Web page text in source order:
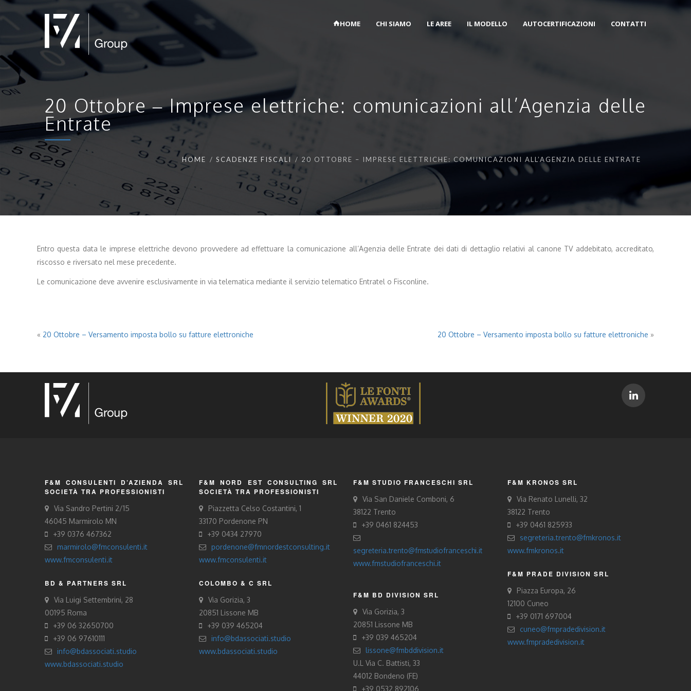
HOME CHI SIAMO LE AREE IL MODELLO AUTOCERTIFICAZIONI CONTATTI
20 Ottobre – Imprese elettriche: comunicazioni all’Agenzia delle
Entrate
HOME SCADENZE FISCALI 20 OTTOBRE – IMPRESE ELETTRICHE: COMUNICAZIONI ALL’AGENZIA DELLE ENTRATE
Entro questa data le imprese elettriche devono provvedere ad effettuare la comunicazione all’Agenzia delle Entrate dei dati di dettaglio relativi al canone TV addebitato, accreditato,
riscosso e riversato nel mese precedente.
Le comunicazione deve avvenire esclusivamente in via telematica mediante il servizio telematico Entratel o Fisconline.
« 20 Ottobre – Versamento imposta bollo su fatture elettroniche 20 Ottobre – Versamento imposta bollo su fatture elettroniche »
F&M CONSULENTI D’AZIENDA SRL
SOCIETÀ TRA PROFESSIONISTI
Via Sandro Pertini 2/15
46045 Marmirolo MN
+39 0376 467362
marmirolo@fmconsulenti.it
www.fmconsulenti.it
BD & PARTNERS SRL
Via Luigi Settembrini, 28
00195 Roma
+39 06 32650700
+39 06 97610111
info@bdassociati.studio
www.bdassociati.studio
F&M NORD EST CONSULTING SRL
SOCIETÀ TRA PROFESSIONISTI
Piazzetta Celso Costantini, 1
33170 Pordenone PN
+39 0434 27970
pordenone@fmnordestconsulting.it
www.fmconsulenti.it
COLOMBO & C SRL
Via Gorizia, 3
20851 Lissone MB
+39 039 465204
info@bdassociati.studio
www.bdassociati.studio
F&M STUDIO FRANCESCHI SRL
Via San Daniele Comboni, 6
38122 Trento
+39 0461 824453
segreteria.trento@fmstudiofranceschi.it
www.fmstudiofranceschi.it
F&M BD DIVISION SRL
Via Gorizia, 3
20851 Lissone MB
+39 039 465204
lissone@fmbddivision.it
U.L Via C. Battisti, 33
44012 Bondeno (FE)
+39 0532 892106
F&M KRONOS SRL
Via Renato Lunelli, 32
38122 Trento
+39 0461 825933
segreteria.trento@fmkronos.it
www.fmkronos.it
F&M PRADE DIVISION SRL
Piazza Europa, 26
12100 Cuneo
+39 0171 697004
cuneo@fmpradedivision.it
www.fmpradedivision.it